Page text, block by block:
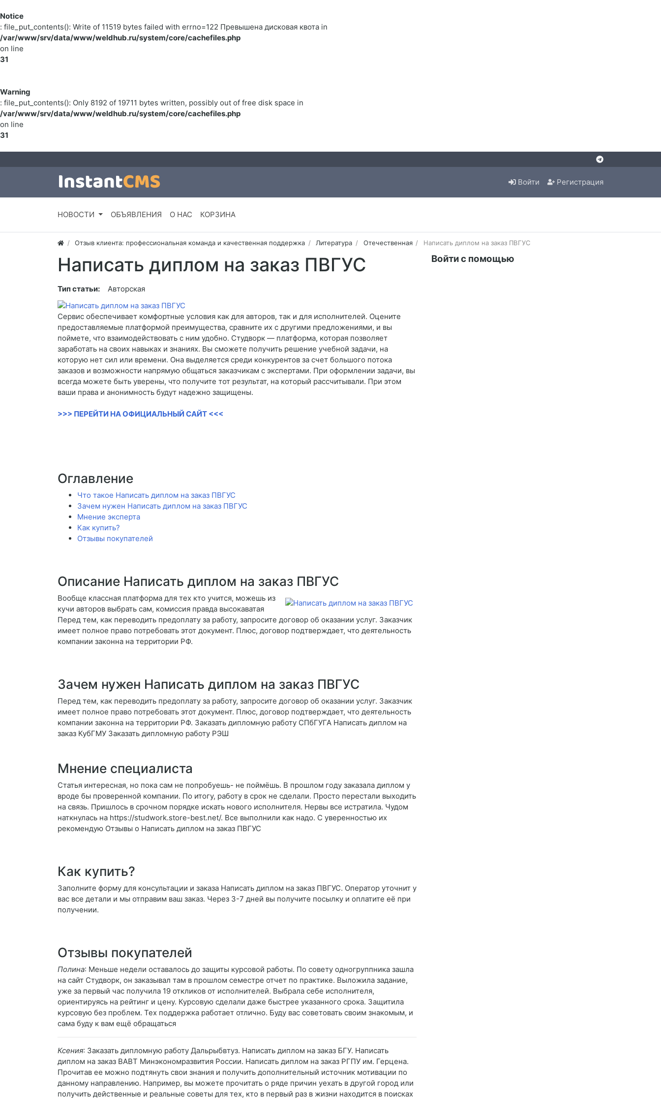
Notice
: file_put_contents(): Write of 11519 bytes failed with errno=122 Превышена дисковая квота in
/var/www/srv/data/www/weldhub.ru/system/core/cachefiles.php
on line
31
Warning
: file_put_contents(): Only 8192 of 19711 bytes written, possibly out of free disk space in
/var/www/srv/data/www/weldhub.ru/system/core/cachefiles.php
on line
31
Войти Регистрация
НОВОСТИ ОБЪЯВЛЕНИЯ О НАС КОРЗИНА
Отзыв клиента: профессиональная команда и качественная поддержка Литература Отечественная Написать диплом на заказ ПВГУС
Написать диплом на заказ ПВГУС
Тип статьи: Авторская
Сервис обеспечивает комфортные условия как для авторов, так и для исполнителей. Оцените
предоставляемые платформой преимущества, сравните их с другими предложениями, и вы
поймете, что взаимодействовать с ним удобно. Студворк — платформа, которая позволяет
заработать на своих навыках и знаниях. Вы сможете получить решение учебной задачи, на
которую нет сил или времени. Она выделяется среди конкурентов за счет большого потока
заказов и возможности напрямую общаться заказчикам с экспертами. При оформлении задачи, вы
всегда можете быть уверены, что получите тот результат, на который рассчитывали. При этом
ваши права и анонимность будут надежно защищены.
>>> ПЕРЕЙТИ НА ОФИЦИАЛЬНЫЙ САЙТ <<<
Оглавление
Что такое Написать диплом на заказ ПВГУС
Зачем нужен Написать диплом на заказ ПВГУС
Мнение эксперта
Как купить?
Отзывы покупателей
Описание Написать диплом на заказ ПВГУС
Вообще классная платформа для тех кто учится, можешь из
кучи авторов выбрать сам, комиссия правда высокаватая
Перед тем, как переводить предоплату за работу, запросите договор об оказании услуг. Заказчик
имеет полное право потребовать этот документ. Плюс, договор подтверждает, что деятельность
компании законна на территории РФ.
Зачем нужен Написать диплом на заказ ПВГУС
Перед тем, как переводить предоплату за работу, запросите договор об оказании услуг. Заказчик
имеет полное право потребовать этот документ. Плюс, договор подтверждает, что деятельность
компании законна на территории РФ. Заказать дипломную работу СПбГУГА Написать диплом на
заказ КубГМУ Заказать дипломную работу РЭШ
Мнение специалиста
Статья интересная, но пока сам не попробуешь- не поймёшь. В прошлом году заказала диплом у
вроде бы проверенной компании. По итогу, работу в срок не сделали. Просто перестали выходить
на связь. Пришлось в срочном порядке искать нового исполнителя. Нервы все истратила. Чудом
наткнулась на https://studwork.store-best.net/. Все выполнили как надо. С уверенностью их
рекомендую Отзывы о Написать диплом на заказ ПВГУС
Как купить?
Заполните форму для консультации и заказа Написать диплом на заказ ПВГУС. Оператор уточнит у
вас все детали и мы отправим ваш заказ. Через 3-7 дней вы получите посылку и оплатите её при
получении.
Отзывы покупателей
Полина: Меньше недели оставалось до защиты курсовой работы. По совету одногруппника зашла
на сайт Студворк, он заказывал там в прошлом семестре отчет по практике. Выложила задание,
уже за первый час получила 19 откликов от исполнителей. Выбрала себе исполнителя,
ориентируясь на рейтинг и цену. Курсовую сделали даже быстрее указанного срока. Защитила
курсовую без проблем. Тех поддержка работает отлично. Буду вас советовать своим знакомым, и
сама буду к вам ещё обращаться
Ксения: Заказать дипломную работу Дальрыбвтуз. Написать диплом на заказ БГУ. Написать
диплом на заказ ВАВТ Минэкономразвития России. Написать диплом на заказ РГПУ им. Герцена.
Прочитав ее можно подтянуть свои знания и получить дополнительный источник мотивации по
данному направлению. Например, вы можете прочитать о ряде причин уехать в другой город или
получить действенные и реальные советы для тех, кто в первый раз в жизни находится в поисках
Войти с помощью